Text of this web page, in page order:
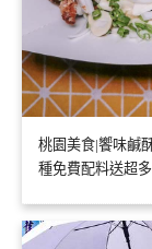
桃園美食|饗味鹹
種免費配料送超